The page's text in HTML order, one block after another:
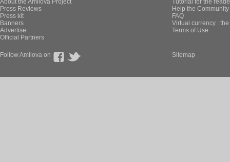
About the Amilova Project
Press Reviews
Press kit
Banners
Advertise
Official Partners
Tutorial for the
Help the
FAQ
Virtual currency :
Terms of Use
Follow Amilova on Sitemap